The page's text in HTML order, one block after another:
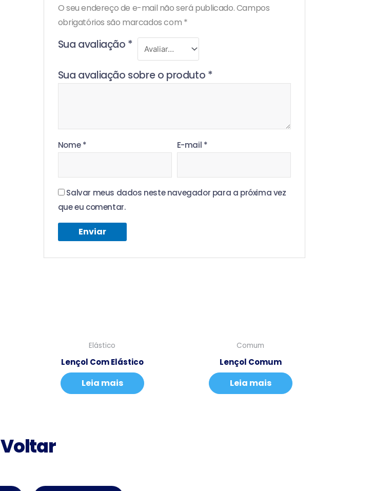
O seu endereço de e-mail não será publicado.Campos
obrigatórios são marcados com *
Sua avaliação *
Sua avaliação sobre o produto *
Nome* E-mail *
Salvar meus dados neste navegador para a próxima vez
que eu comentar.
Elástico
Lençol Com Elástico
Leia mais
Comum
Lençol Comum
Leia mais
Voltar